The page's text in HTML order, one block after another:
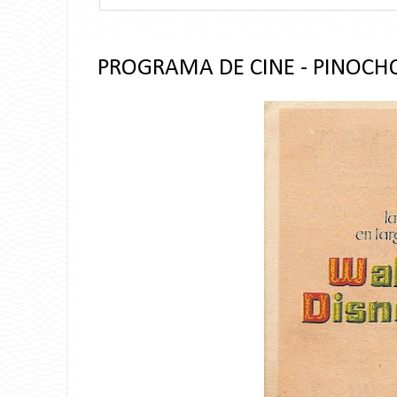
PROGRAMA DE CINE -